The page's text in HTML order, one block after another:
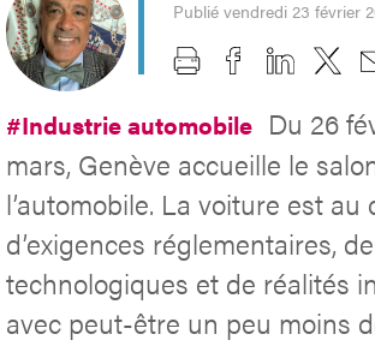
Publié vendredi 23 février
#Industrie automobile Du 26
mars, Genève accueille le
l’automobile. La voiture est au
d’exigences réglementaires,
technologiques et de réalités
avec peut-être un peu moins